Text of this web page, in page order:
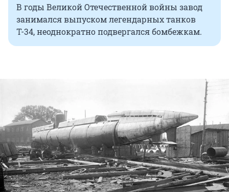
В годы Великой Отечественной войны завод
занимался выпуском легендарных танков
Т-34, неоднократно подвергался бомбежкам.